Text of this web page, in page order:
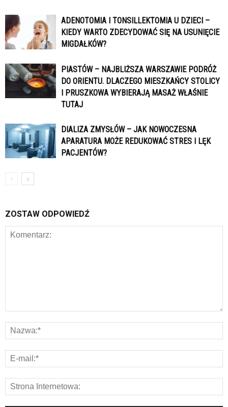
ADENOTOMIA I TONSILLEKTOMIA U DZIECI –
KIEDY WARTO ZDECYDOWAĆ SIĘ NA USUNIĘCIE
MIGDAŁKÓW?
PIASTÓW – NAJBLIŻSZA WARSZAWIE PODRÓŻ
DO ORIENTU. DLACZEGO MIESZKAŃCY STOLICY
I PRUSZKOWA WYBIERAJĄ MASAŻ WŁAŚNIE
TUTAJ
DIALIZA ZMYSŁÓW – JAK NOWOCZESNA
APARATURA MOŻE REDUKOWAĆ STRES I LĘK
PACJENTÓW?
ZOSTAW ODPOWIEDŹ